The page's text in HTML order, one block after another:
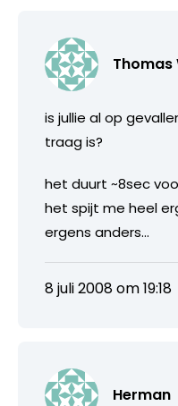
Thomas
is jullie al op
traag is?
het duurt ~8sec
het spijt me heel
ergens anders…
8 juli 2008 om 19:18
Herman